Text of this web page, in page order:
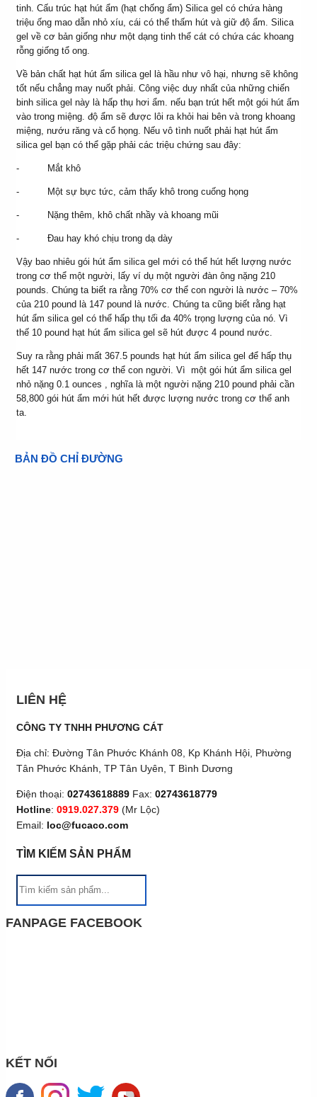
tinh. Cấu trúc hạt hút ẩm (hạt chống ẩm) Silica gel có chứa hàng
triệu ống mao dẫn nhỏ xíu, cái có thể thấm hút và giữ độ ẩm. Silica
gel về cơ bản giống như một dạng tinh thể cát có chứa các khoang
rỗng giống tổ ong.
Về bản chất hạt hút ẩm silica gel là hầu như vô hại, nhưng sẽ không
tốt nếu chẳng may nuốt phải. Công việc duy nhất của những chiến
binh silica gel này là hấp thụ hơi ẩm. nếu bạn trút hết một gói hút ẩm
vào trong miệng. độ ẩm sẽ được lôi ra khỏi hai bên và trong khoang
miệng, nướu răng và cổ họng. Nếu vô tình nuốt phải hạt hút ẩm
silica gel bạn có thể gặp phải các triệu chứng sau đây:
- Mắt khô
- Một sự bực tức, cảm thấy khô trong cuống họng
- Nặng thêm, khô chất nhầy và khoang mũi
- Đau hay khó chịu trong dạ dày
Vậy bao nhiêu gói hút ẩm silica gel mới có thể hút hết lượng nước
trong cơ thể một người, lấy ví dụ một người đàn ông nặng 210
pounds. Chúng ta biết ra rằng 70% cơ thể con người là nước – 70%
của 210 pound là 147 pound là nước. Chúng ta cũng biết rằng hạt
hút ẩm silica gel có thể hấp thụ tối đa 40% trọng lượng của nó. Vì
thế 10 pound hạt hút ẩm silica gel sẽ hút được 4 pound nước.
Suy ra rằng phải mất 367.5 pounds hạt hút ẩm silica gel để hấp thụ
hết 147 nước trong cơ thể con người. Vì một gói hút ẩm silica gel
nhỏ nặng 0.1 ounces , nghĩa là một người nặng 210 pound phải cần
58,800 gói hút ẩm mới hút hết được lượng nước trong cơ thể anh
ta.
BẢN ĐỒ CHỈ ĐƯỜNG
LIÊN HỆ
CÔNG TY TNHH PHƯƠNG CÁT
Địa chỉ: Đường Tân Phước Khánh 08, Kp Khánh Hội, Phường
Tân Phước Khánh, TP Tân Uyên, T Bình Dương
Điện thoại: 02743618889 Fax: 02743618779
Hotline: 0919.027.379 (Mr Lộc)
Email: loc@fucaco.com
TÌM KIẾM SẢN PHẨM
FANPAGE FACEBOOK
KẾT NỐI